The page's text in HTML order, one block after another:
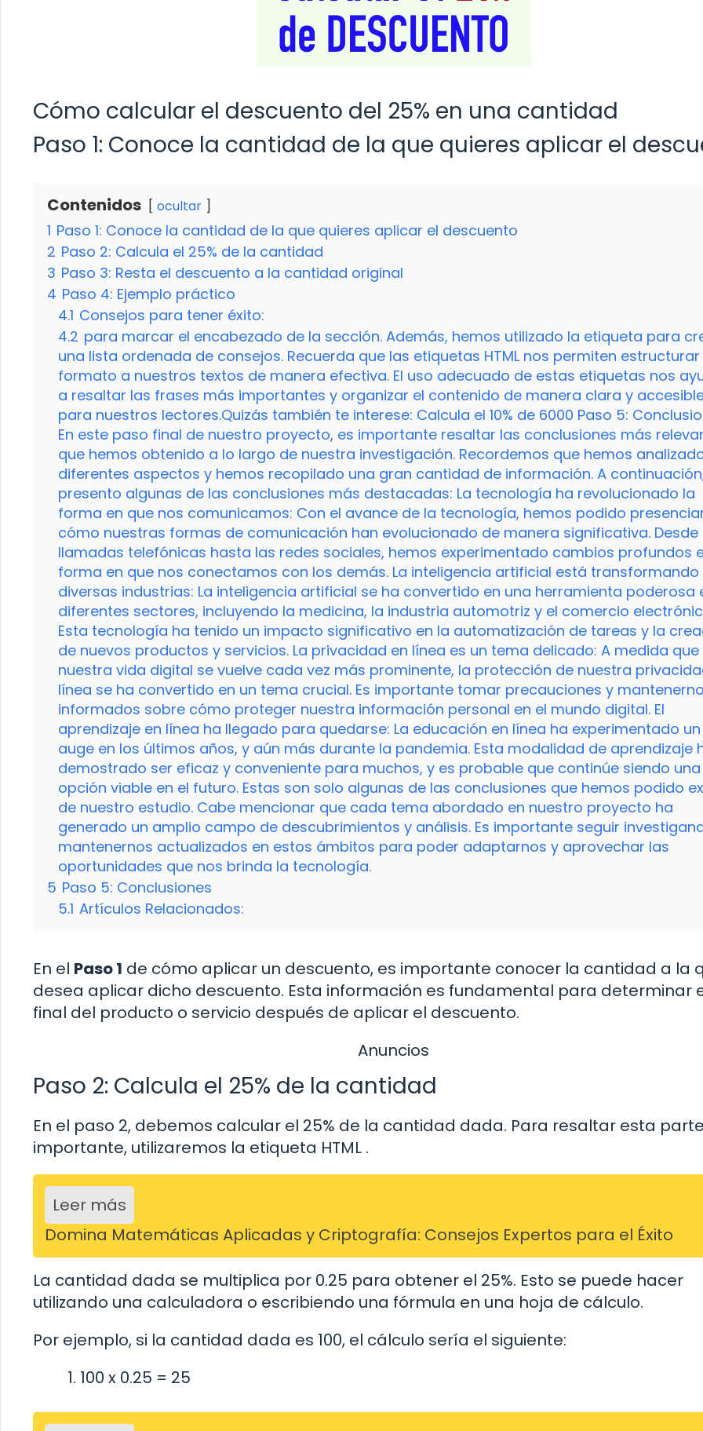
Cómo calcular el descuento del 25% en una cantidad
Paso 1: Conoce la cantidad de la que quieres aplicar el
Contenidos ocultar
1 Paso 1: Conoce la cantidad de la que quieres aplicar el descuento
2 Paso 2: Calcula el 25% de la cantidad
3 Paso 3: Resta el descuento a la cantidad original
4 Paso 4: Ejemplo práctico
4.1 Consejos para tener éxito:
4.2 para marcar el encabezado de la sección. Además, hemos utilizado la etiqueta para
una lista ordenada de consejos. Recuerda que las etiquetas HTML nos permiten
formato a nuestros textos de manera efectiva. El uso adecuado de estas etiquetas nos
a resaltar las frases más importantes y organizar el contenido de manera clara y
para nuestros lectores.Quizás también te interese: Calcula el 10% de 6000 Paso 5:
En este paso final de nuestro proyecto, es importante resaltar las conclusiones más
que hemos obtenido a lo largo de nuestra investigación. Recordemos que hemos
diferentes aspectos y hemos recopilado una gran cantidad de información. A
presento algunas de las conclusiones más destacadas: La tecnología ha revolucionado la
forma en que nos comunicamos: Con el avance de la tecnología, hemos podido
cómo nuestras formas de comunicación han evolucionado de manera significativa. Desde
llamadas telefónicas hasta las redes sociales, hemos experimentado cambios profundos
forma en que nos conectamos con los demás. La inteligencia artificial está transformando
diversas industrias: La inteligencia artificial se ha convertido en una herramienta poderosa
diferentes sectores, incluyendo la medicina, la industria automotriz y el comercio
Esta tecnología ha tenido un impacto significativo en la automatización de tareas y la
de nuevos productos y servicios. La privacidad en línea es un tema delicado: A medida que
nuestra vida digital se vuelve cada vez más prominente, la protección de nuestra
línea se ha convertido en un tema crucial. Es importante tomar precauciones y
informados sobre cómo proteger nuestra información personal en el mundo digital. El
aprendizaje en línea ha llegado para quedarse: La educación en línea ha experimentado un
auge en los últimos años, y aún más durante la pandemia. Esta modalidad de aprendizaje
demostrado ser eficaz y conveniente para muchos, y es probable que continúe siendo una
opción viable en el futuro. Estas son solo algunas de las conclusiones que hemos podido
de nuestro estudio. Cabe mencionar que cada tema abordado en nuestro proyecto ha
generado un amplio campo de descubrimientos y análisis. Es importante seguir
mantenernos actualizados en estos ámbitos para poder adaptarnos y aprovechar las
oportunidades que nos brinda la tecnología.
5 Paso 5: Conclusiones
5.1 Artículos Relacionados:
En el Paso 1 de cómo aplicar un descuento, es importante conocer la cantidad a la
desea aplicar dicho descuento. Esta información es fundamental para determinar
final del producto o servicio después de aplicar el descuento.
Anuncios
Paso 2: Calcula el 25% de la cantidad
En el paso 2, debemos calcular el 25% de la cantidad dada. Para resaltar esta
importante, utilizaremos la etiqueta HTML .
Leer más
Domina Matemáticas Aplicadas y Criptografía: Consejos Expertos para el Éxito
La cantidad dada se multiplica por 0.25 para obtener el 25%. Esto se puede hacer
utilizando una calculadora o escribiendo una fórmula en una hoja de cálculo.
Por ejemplo, si la cantidad dada es 100, el cálculo sería el siguiente:
100 x 0.25 = 25